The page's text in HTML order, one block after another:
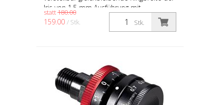
Iris von 1,5 mm Ausführung mit
Querbalken
Stk.
statt180.00
159.00 / Stk.